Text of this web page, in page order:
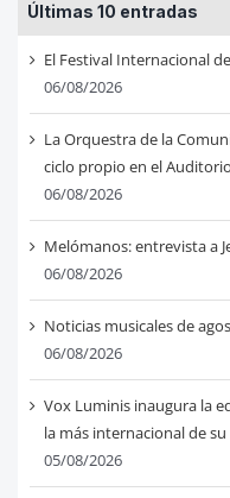
Últimas 10 entradas
El Festival Internacional
06/08/2026
La Orquestra de la
ciclo propio en el
06/08/2026
Melómanos: entrevista a
06/08/2026
Noticias musicales de
06/08/2026
Vox Luminis inaugura la
la más internacional de
05/08/2026